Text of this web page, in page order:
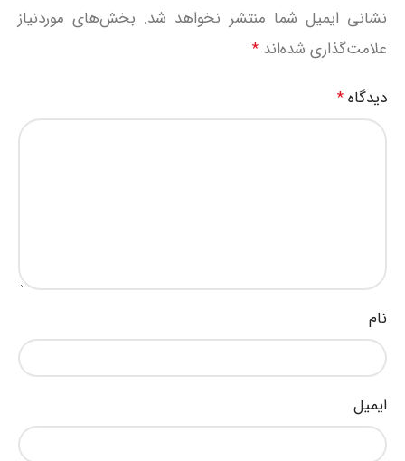
نشانی ایمیل شما منتشر نخواهد شد. بخش‌های موردنیاز
علامت‌گذاری شده‌اند *
دیدگاه *
نام
ایمیل